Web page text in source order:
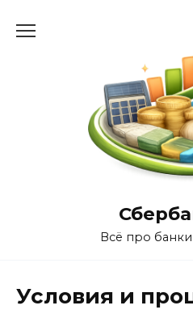
Всё про
Условия и